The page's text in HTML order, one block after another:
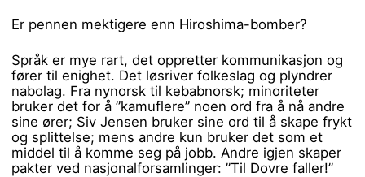
Er pennen mektigere enn Hiroshima-bomber?
Språk er mye rart, det oppretter kommunikasjon og
fører til enighet. Det løsriver folkeslag og plyndrer
nabolag. Fra nynorsk til kebabnorsk; minoriteter
bruker det for å ”kamuflere” noen ord fra å nå andre
sine ører; Siv Jensen bruker sine ord til å skape frykt
og splittelse; mens andre kun bruker det som et
middel til å komme seg på jobb. Andre igjen skaper
pakter ved nasjonalforsamlinger: ”Til Dovre faller!”